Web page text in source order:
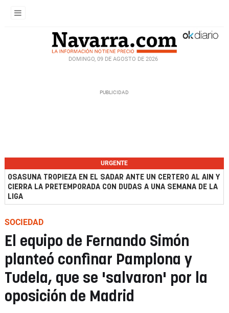
DOMINGO, 09 DE AGOSTO DE 2026
URGENTE
OSASUNA TROPIEZA EN EL SADAR ANTE UN CERTERO AL AIN Y
CIERRA LA PRETEMPORADA CON DUDAS A UNA SEMANA DE LA
LIGA
SOCIEDAD
El equipo de Fernando Simón
planteó confinar Pamplona y
Tudela, que se 'salvaron' por la
oposición de Madrid